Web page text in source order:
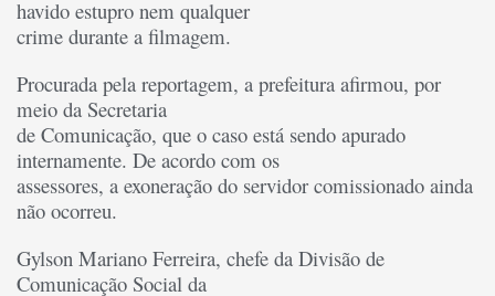
havido estupro nem qualquer
crime durante a filmagem.
Procurada pela reportagem, a prefeitura afirmou, por
meio da Secretaria
de Comunicação, que o caso está sendo apurado
internamente. De acordo com os
assessores, a exoneração do servidor comissionado ainda
não ocorreu.
Gylson Mariano Ferreira, chefe da Divisão de
Comunicação Social da